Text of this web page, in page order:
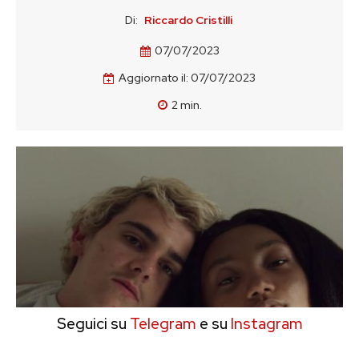
Di: Riccardo Cristilli
07/07/2023
Aggiornato il: 07/07/2023
2min.
Seguici su Telegram e su Instagram